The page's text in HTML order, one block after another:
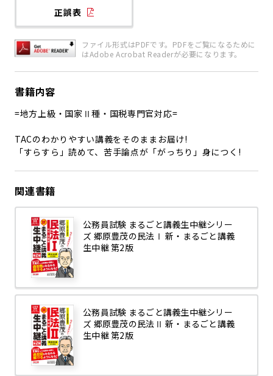
正誤表
ファイル形式はPDFです。PDFをご覧になるために
はAdobe Acrobat Readerが必要になります。
書籍内容
=地方上級・国家Ⅱ種・国税専門官対応=
TACのわかりやすい講義をそのままお届け!
「すらすら」読めて、苦手論点が「がっちり」身につく!
関連書籍
公務員試験 まるごと講義生中継シリー
ズ 郷原豊茂の民法Ⅰ 新・まるごと講義
生中継 第2版
公務員試験 まるごと講義生中継シリー
ズ 郷原豊茂の民法Ⅱ 新・まるごと講義
生中継 第2版